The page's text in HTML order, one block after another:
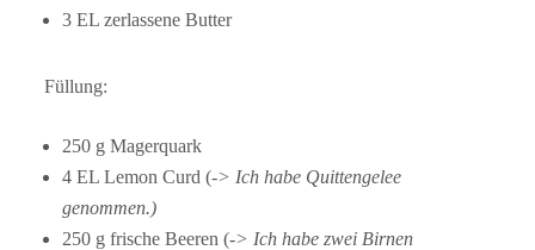
3 EL zerlassene Butter
Füllung:
250 g Magerquark
4 EL Lemon Curd (-> Ich habe Quittengelee
genommen.)
250 g frische Beeren (-> Ich habe zwei Birnen